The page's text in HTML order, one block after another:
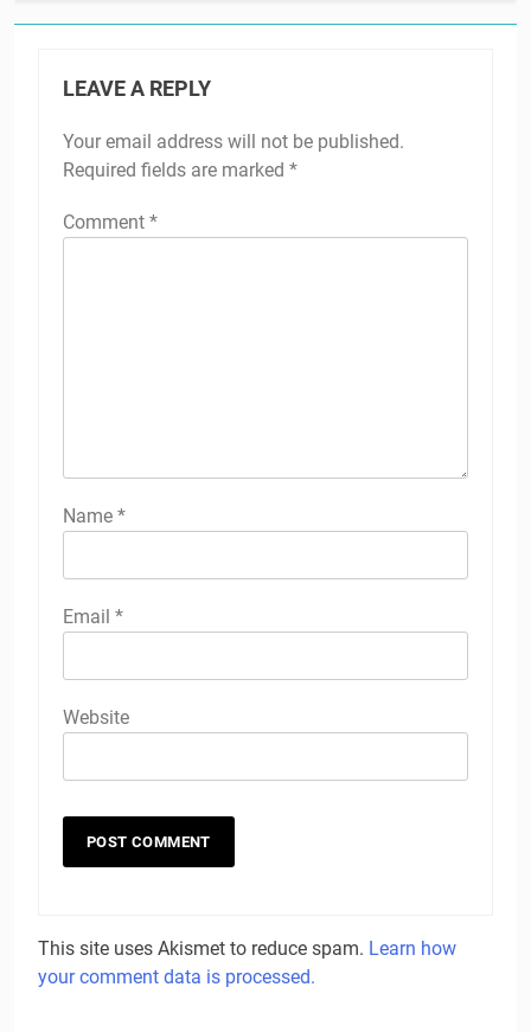
LEAVE A REPLY
Your email address will not be published.
Required fields are marked *
Comment *
Name *
Email *
Website
This site uses Akismet to reduce spam. Learn how
your comment data is processed.